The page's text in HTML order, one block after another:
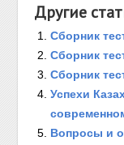
Другие
Сборник
Сборник
Сборник
Успехи
Вопросы и